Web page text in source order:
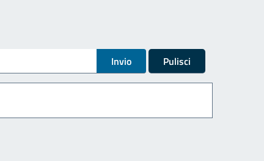
Invio Pulisci